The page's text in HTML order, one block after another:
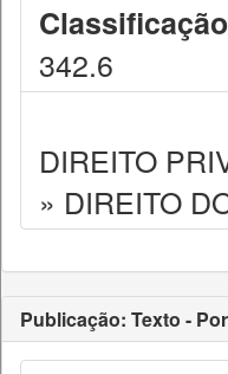
342.6
DIREITO
» DIREITO
Publicação: Texto -